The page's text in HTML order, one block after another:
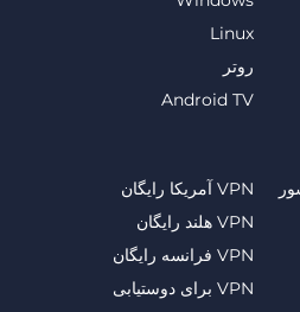
Linux
روتر
Android TV
VPN آمریکا رایگان
VPN هلند رایگان
VPN فرانسه رایگان
VPN برای دوستیابی